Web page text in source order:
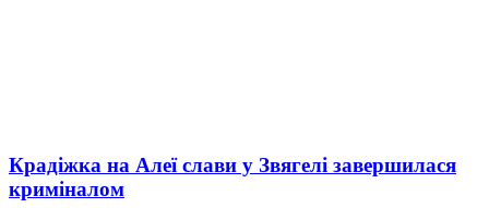
Крадіжка на Алеї слави у Звягелі завершилася
криміналом